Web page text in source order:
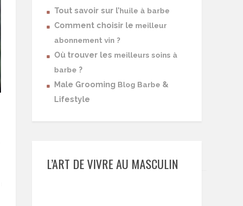
Tout savoir sur l’huile à barbe
Comment choisir le meilleur
abonnement vin ?
Où trouver les meilleurs soins à
barbe ?
Male Grooming Blog Barbe &
Lifestyle
L’ART DE VIVRE AU MASCULIN